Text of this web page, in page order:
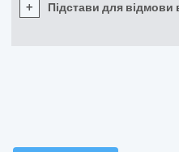
+ Підстави для відмови